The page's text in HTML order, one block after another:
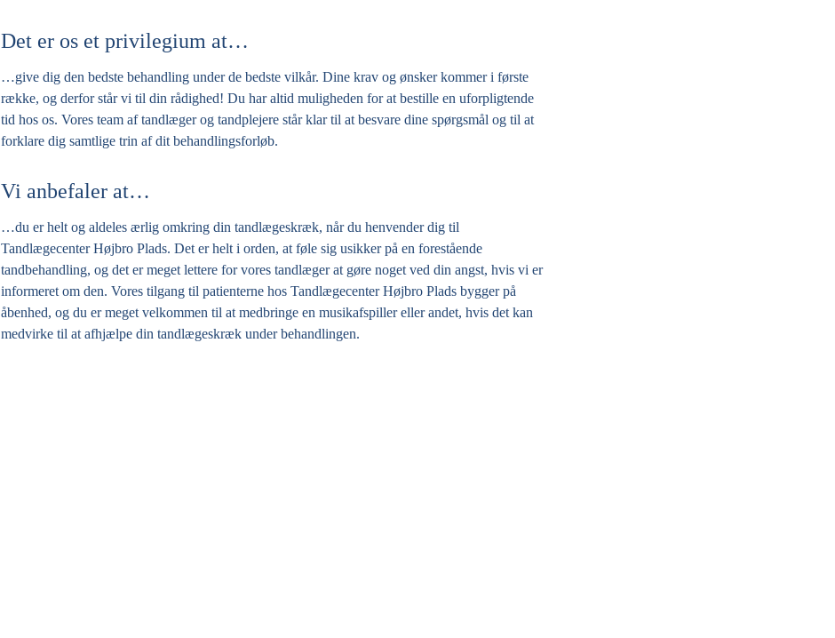
Det er os et privilegium at…
…give dig den bedste behandling under de bedste vilkår. Dine krav og ønsker kommer i første
række, og derfor står vi til din rådighed! Du har altid muligheden for at bestille en uforpligtende
tid hos os. Vores team af tandlæger og tandplejere står klar til at besvare dine spørgsmål og til at
forklare dig samtlige trin af dit behandlingsforløb.
Vi anbefaler at…
…du er helt og aldeles ærlig omkring din tandlægeskræk, når du henvender dig til
Tandlægecenter Højbro Plads. Det er helt i orden, at føle sig usikker på en forestående
tandbehandling, og det er meget lettere for vores tandlæger at gøre noget ved din angst, hvis vi er
informeret om den. Vores tilgang til patienterne hos Tandlægecenter Højbro Plads bygger på
åbenhed, og du er meget velkommen til at medbringe en musikafspiller eller andet, hvis det kan
medvirke til at afhjælpe din tandlægeskræk under behandlingen.